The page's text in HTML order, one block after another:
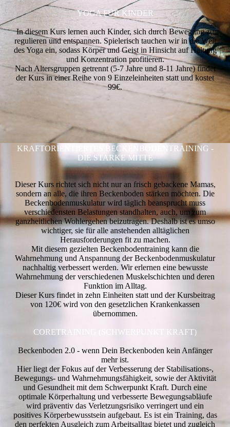
YOGA FÜR KINDER
In diesem Kurs lernen auch Kinder, sich durch Bewegung zu
regulieren und entspannen. Spielerisch tauchen wir in die Welt
des Yoga ein, sodass Körper und Geist in Hinsicht auf Haltung
und Konzentration profitieren.
Nach Altersgruppen getrennt (5-7 Jahre und 8-11 Jahre) findet
der Kurs in einer Reihe von 9 Einzeleinheiten statt und kostet
99€.
KRAFTORIENTIERTES BECKENBODENTRAINING -
DIE STARKE MITTE
Dieser Kurs richtet sich nicht nur an frisch gebackene Mamas,
sondern an alle, die ihren Beckenboden stärken möchten. Die
Beckenbodenmuskulatur wird täglich beansprucht muss
verschiedensten Belastungen standhalten, auch, um zum
ganzheitlichen Wohlergehen beizutragen. Deshalb ist es umso
wichtiger, sie für alle anstehenden alltäglichen
Herausforderungen fit zu machen.
Mit diesem gezielten Beckenbodentraining kann die
Wahrnehmung und Anspannung der Beckenbodenmuskulatur
nachhaltig verbessert werden. Wir erlernen eine bewusste
Wahrnehmung der verschiedenen Muskelschichten und deren
Funktion im Alltag.
Dieser Kurs findet in zehn Einheiten statt und der Kursbeitrag
von 120€ wird von den gesetzlichen Krankenkassen
übernommen.
CORETRAINING (SCHWERPUNKT KRAFT)
Beckenboden 2.0 - wenn Dein Beckenboden kein Anfänger
mehr ist.
Hier liegt der Fokus auf der Verbesserung der Stabilisations-,
Bewegungs- und Wahrnehmungsfähigkeit, sowie der Aktivität
und Gesundheit mit dem Schwerpunkt Kraft. Durch eine
optimale Körperhaltung und verbesserte Bewegungsabläufe
wird präventiv das Verletzungsrisiko verringert und ein
positives Körperbewusstsein aufgebaut. Es ist ein Training, das
den perfekten Ausgleich zum Arbeitsalltag bietet und zugleich